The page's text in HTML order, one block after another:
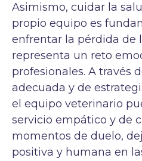
Asimismo, cuidar la
propio equipo es
enfrentar la pérdida de
representa un reto
profesionales. A través
adecuada y de
el equipo veterinario
servicio empático y de
momentos de duelo,
positiva y humana en